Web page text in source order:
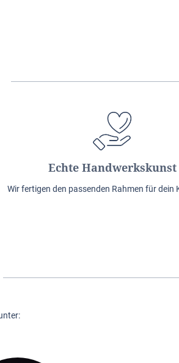
Echte Handwerkskunst
Wir fertigen den passenden Rahmen für dein